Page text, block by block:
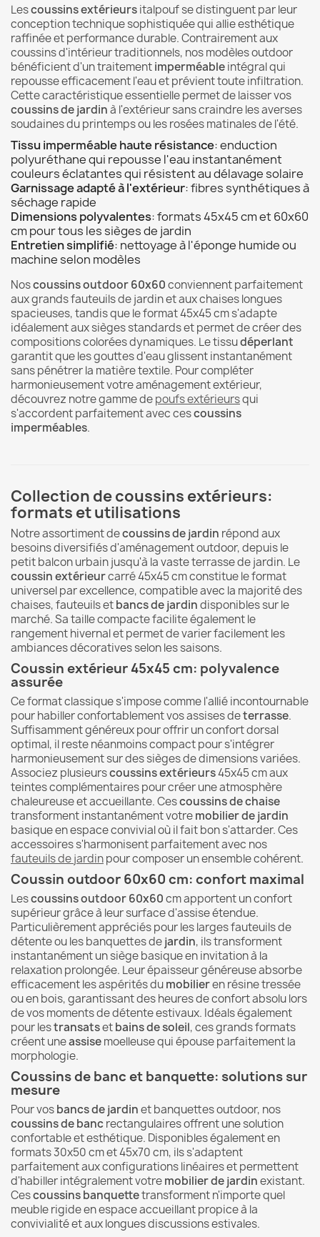
Lescoussins extérieursitalpouf se distinguent par leur
conception technique sophistiquée qui allie esthétique
raffinée et performance durable. Contrairement aux
coussins d'intérieur traditionnels, nos modèles outdoor
bénéficient d'un traitementimperméableintégral qui
repousse efficacement l'eau et prévient toute infiltration.
Cette caractéristique essentielle permet de laisser vos
coussins de jardinà l'extérieur sans craindre les averses
soudaines du printemps ou les rosées matinales de l'été.
Tissu imperméable haute résistance: enduction
polyuréthane qui repousse l'eau instantanément
couleurs éclatantes qui résistent au délavage solaire
Garnissage adapté à l'extérieur: fibres synthétiques à
séchage rapide
Dimensions polyvalentes: formats 45x45 cm et 60x60
cm pour tous les sièges de jardin
Entretien simplifié: nettoyage à l'éponge humide ou
machine selon modèles
Noscoussins outdoor 60x60conviennent parfaitement
aux grands fauteuils de jardin et aux chaises longues
spacieuses, tandis que le format 45x45 cm s'adapte
idéalement aux sièges standards et permet de créer des
compositions colorées dynamiques. Le tissudéperlant
garantit que les gouttes d'eau glissent instantanément
sans pénétrer la matière textile. Pour compléter
harmonieusement votre aménagement extérieur,
découvrez notre gamme depoufs extérieursqui
s'accordent parfaitement avec cescoussins
imperméables.
Collection de coussins extérieurs:
formats et utilisations
Notre assortiment decoussins de jardin répond aux
besoins diversifiés d'aménagement outdoor, depuis le
petit balcon urbain jusqu'à la vaste terrasse de jardin. Le
coussin extérieurcarré 45x45 cm constitue le format
universel par excellence, compatible avec la majorité des
chaises, fauteuils etbancs de jardindisponibles sur le
marché. Sa taille compacte facilite également le
rangement hivernal et permet de varier facilement les
ambiances décoratives selon les saisons.
Coussin extérieur 45x45 cm: polyvalence
assurée
Ce format classique s'impose comme l'allié incontournable
pour habiller confortablement vos assises deterrasse.
Suffisamment généreux pour offrir un confort dorsal
optimal, il reste néanmoins compact pour s'intégrer
harmonieusement sur des sièges de dimensions variées.
Associez plusieurscoussins extérieurs45x45 cm aux
teintes complémentaires pour créer une atmosphère
chaleureuse et accueillante. Cescoussins de chaise
transforment instantanément votremobilier de jardin
basique en espace convivial où il fait bon s'attarder. Ces
accessoires s'harmonisent parfaitement avec nos
fauteuils de jardinpour composer un ensemble cohérent.
Coussin outdoor 60x60 cm: confort maximal
Lescoussins outdoor 60x60cm apportent un confort
supérieur grâce à leur surface d'assise étendue.
Particulièrement appréciés pour les larges fauteuils de
détente ou les banquettes dejardin, ils transforment
instantanément un siège basique en invitation à la
relaxation prolongée. Leur épaisseur généreuse absorbe
efficacement les aspérités dumobilieren résine tressée
ou en bois, garantissant des heures de confort absolu lors
de vos moments de détente estivaux. Idéals également
pour lestransatsetbains de soleil, ces grands formats
créent uneassisemoelleuse qui épouse parfaitement la
morphologie.
Coussins de banc et banquette: solutions sur
mesure
Pour vosbancs de jardinet banquettes outdoor, nos
coussins de bancrectangulaires offrent une solution
confortable et esthétique. Disponibles également en
formats 30x50 cm et 45x70 cm, ils s'adaptent
parfaitement aux configurations linéaires et permettent
d'habiller intégralement votremobilier de jardinexistant.
Cescoussins banquettetransforment n'importe quel
meuble rigide en espace accueillant propice à la
convivialité et aux longues discussions estivales.